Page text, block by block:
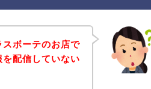
ボーテのお店で
配信していない